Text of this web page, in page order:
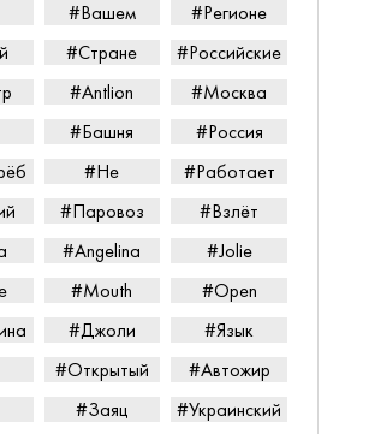
#Вашем
#Регионе
#Стране
#Российские
#Antlion
#Москва
#Башня
#Россия
#Не
#Работает
#Паровоз
#Взлёт
#Angelina
#Jolie
#Mouth
#Open
#Джоли
#Язык
#Открытый
#Автожир
#Заяц
#Украинский